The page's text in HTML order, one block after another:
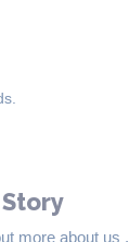
Story
more about us .